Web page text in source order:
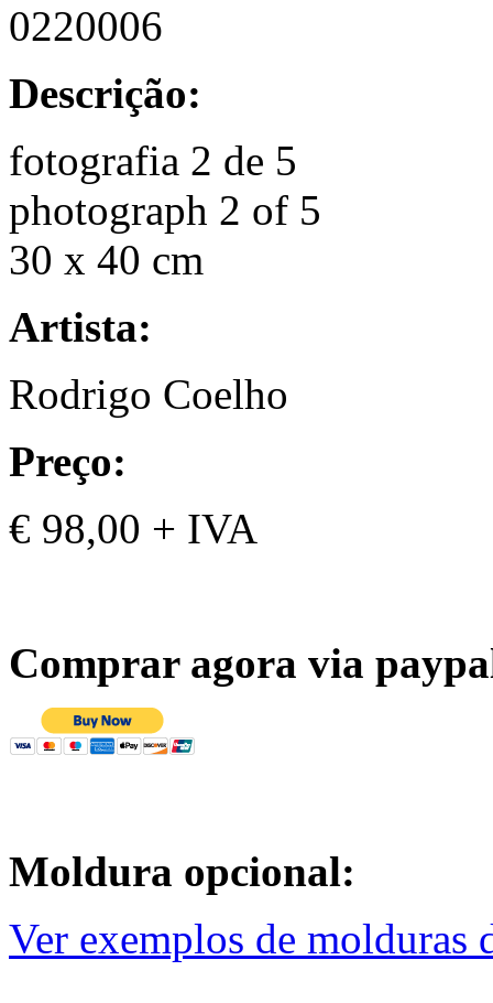
0220006
Descrição:
fotografia 2 de 5
photograph 2 of 5
30 x 40 cm
Artista:
Rodrigo Coelho
Preço:
€ 98,00 + IVA
Comprar agora via
Moldura opcional:
Ver exemplos de molduras